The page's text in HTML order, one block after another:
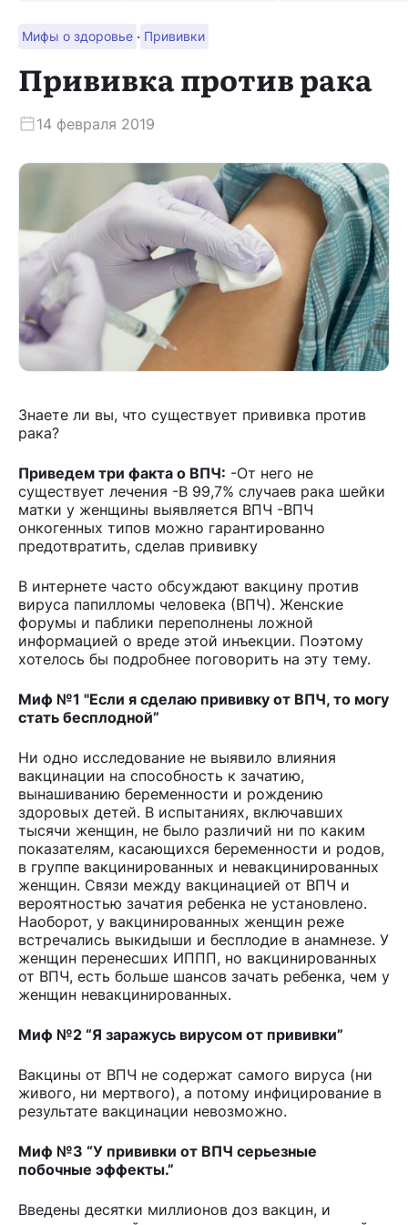
Мифы о здоровье · Прививки
Прививка против рака
14 февраля 2019
Знаете ли вы, что существует прививка против
рака?
Приведем три факта о ВПЧ: -От него не
существует лечения -В 99,7% случаев рака шейки
матки у женщины выявляется ВПЧ -ВПЧ
онкогенных типов можно гарантированно
предотвратить, сделав прививку
В интернете часто обсуждают вакцину против
вируса папилломы человека (ВПЧ). Женские
форумы и паблики переполнены ложной
информацией о вреде этой инъекции. Поэтому
хотелось бы подробнее поговорить на эту тему.
Миф №1 "Если я сделаю прививку от ВПЧ, то могу
стать бесплодной”
Ни одно исследование не выявило влияния
вакцинации на способность к зачатию,
вынашиванию беременности и рождению
здоровых детей. В испытаниях, включавших
тысячи женщин, не было различий ни по каким
показателям, касающихся беременности и родов,
в группе вакцинированных и невакцинированных
женщин. Связи между вакцинацией от ВПЧ и
вероятностью зачатия ребенка не установлено.
Наоборот, у вакцинированных женщин реже
встречались выкидыши и бесплодие в анамнезе. У
женщин перенесших ИППП, но вакцинированных
от ВПЧ, есть больше шансов зачать ребенка, чем у
женщин невакцинированных.
Миф №2 “Я заражусь вирусом от прививки”
Вакцины от ВПЧ не содержат самого вируса (ни
живого, ни мертвого), а потому инфицирование в
результате вакцинации невозможно.
Миф №3 “У прививки от ВПЧ серьезные
побочные эффекты.”
Введены десятки миллионов доз вакцин, и